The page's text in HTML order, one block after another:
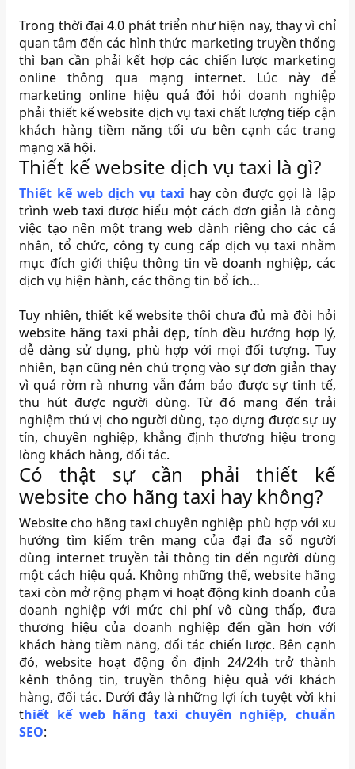
Trong thời đại 4.0 phát triển như hiện nay, thay vì chỉ
quan tâm đến các hình thức marketing truyền thống
thì bạn cần phải kết hợp các chiến lược marketing
online thông qua mạng internet. Lúc này để
marketing online hiệu quả đỏi hỏi doanh nghiệp
phải thiết kế website dịch vụ taxi chất lượng tiếp cận
khách hàng tiềm năng tối ưu bên cạnh các trang
mạng xã hội.
Thiết kế website dịch vụ taxi là gì?
Thiết kế web dịch vụ taxi hay còn được gọi là lập
trình web taxi được hiểu một cách đơn giản là công
việc tạo nên một trang web dành riêng cho các cá
nhân, tổ chức, công ty cung cấp dịch vụ taxi nhằm
mục đích giới thiệu thông tin về doanh nghiệp, các
dịch vụ hiện hành, các thông tin bổ ích…
Tuy nhiên, thiết kế website thôi chưa đủ mà đòi hỏi
website hãng taxi phải đẹp, tính đều hướng hợp lý,
dễ dàng sử dụng, phù hợp với mọi đối tượng. Tuy
nhiên, bạn cũng nên chú trọng vào sự đơn giản thay
vì quá rờm rà nhưng vẫn đảm bảo được sự tinh tế,
thu hút được người dùng. Từ đó mang đến trải
nghiệm thú vị cho người dùng, tạo dựng được sự uy
tín, chuyên nghiệp, khẳng định thương hiệu trong
lòng khách hàng, đối tác.
Có thật sự cần phải thiết kế
website cho hãng taxi hay không?
Website cho hãng taxi chuyên nghiệp phù hợp với xu
hướng tìm kiếm trên mạng của đại đa số người
dùng internet truyền tải thông tin đến người dùng
một cách hiệu quả. Không những thế, website hãng
taxi còn mở rộng phạm vi hoạt động kinh doanh của
doanh nghiệp với mức chi phí vô cùng thấp, đưa
thương hiệu của doanh nghiệp đến gần hơn với
khách hàng tiềm năng, đối tác chiến lược. Bên cạnh
đó, website hoạt động ổn định 24/24h trở thành
kênh thông tin, truyền thông hiệu quả với khách
hàng, đối tác. Dưới đây là những lợi ích tuyệt vời khi
thiết kế web hãng taxi chuyên nghiệp, chuẩn
SEO: